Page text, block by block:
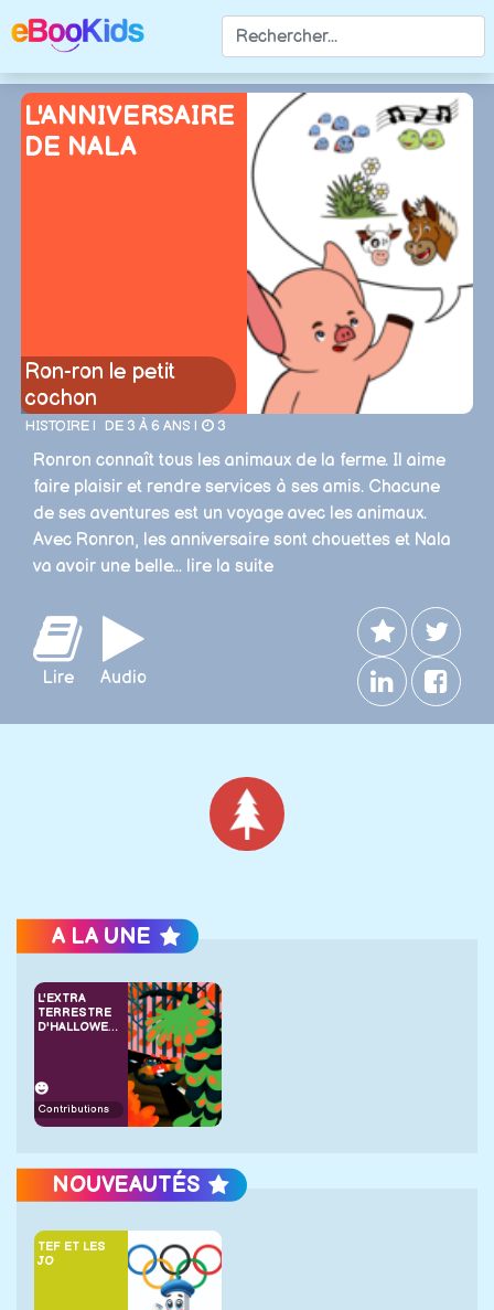
L'ANNIVERSAIRE
DE NALA
Ron-ron le petit
cochon
HISTOIRE | DE 3 À 6 ANS | 3
Ronron connaît tous les animaux de la ferme. Il aime
faire plaisir et rendre services à ses amis. Chacune
de ses aventures est un voyage avec les animaux.
Avec Ronron, les anniversaire sont chouettes et Nala
va avoir une belle... lire la suite
Lire Audio
Noël
A LA UNE
L'EXTRA
TERRESTRE
D'HALLOWEEN
Contributions
NOUVEAUTÉS
TEF ET LES
JO